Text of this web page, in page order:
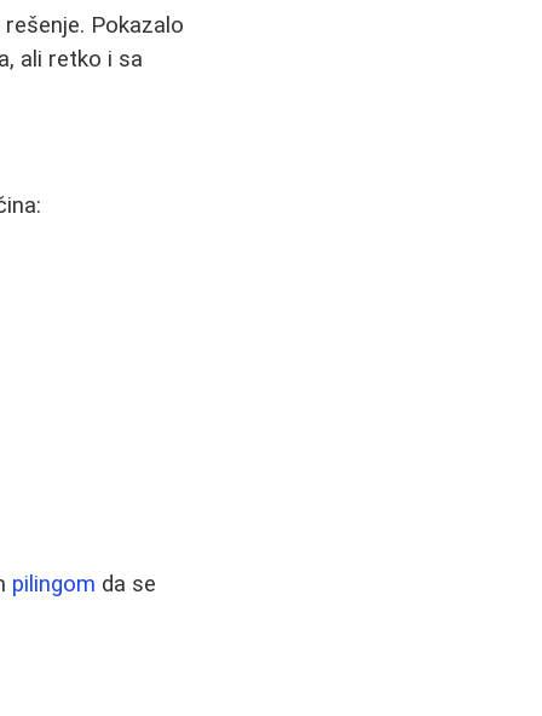
Pokazalo
ali retko i sa
pilingom da se